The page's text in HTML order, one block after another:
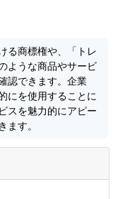
る商標権や、「トレ
ような商品やサービ
認できます。企業
にを使用することに
スを魅力的にアピー
ます。